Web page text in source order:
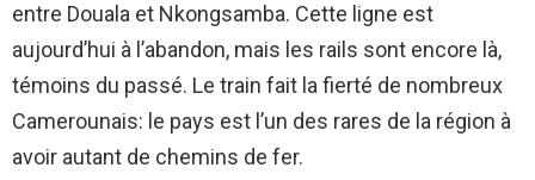
entre Douala et Nkongsamba. Cette ligne est
aujourd’hui à l’abandon, mais les rails sont encore là,
témoins du passé. Le train fait la fierté de nombreux
Camerounais: le pays est l’un des rares de la région à
avoir autant de chemins de fer.